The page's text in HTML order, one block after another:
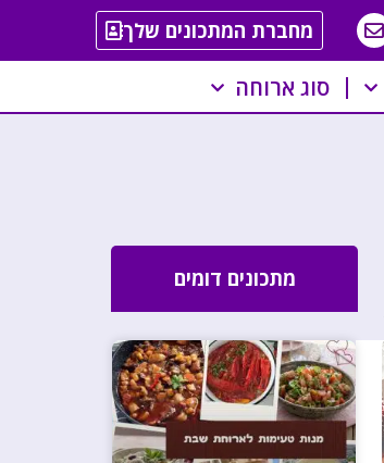
מחברת המתכונים שלך
סוג ארוחה
מתכונים דומים